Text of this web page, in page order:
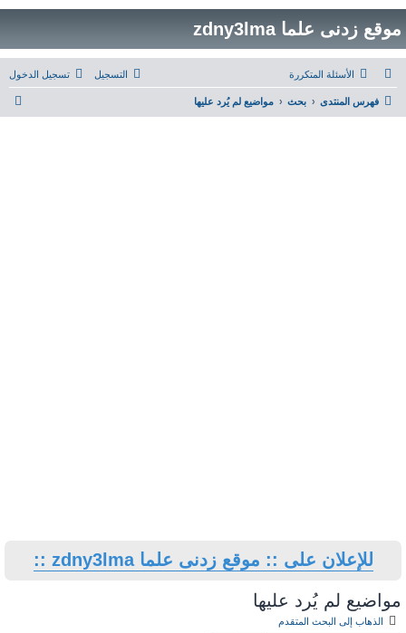
موقع زدنى علما zdny3lma
الأسئلة المتكررة تسجيل الدخول التسجيل
فهرس المنتدى بحث مواضيع لم يُرد عليها
للإعلان على :: موقع زدنى علما zdny3lma ::
مواضيع لم يُرد عليها
الذهاب إلى البحث المتقدم